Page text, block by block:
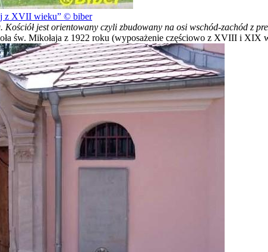
z XVII wieku
© biber
jest orientowany czyli zbudowany na osi wschód-zachód z
św. Mikołaja z 1922 roku (wyposażenie częściowo z XVIII i XIX